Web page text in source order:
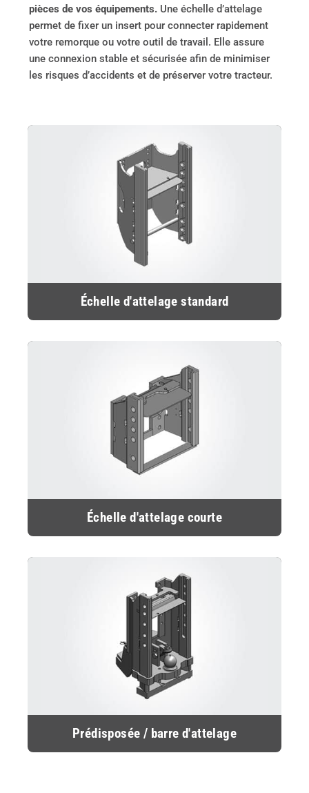
pièces de vos équipements. Une échelle d’attelage
permet de fixer un insert pour connecter rapidement
votre remorque ou votre outil de travail. Elle assure
une connexion stable et sécuriséeafin de minimiser
les risques d’accidents et de préserver votre tracteur.
Échelle d'attelage standard
Échelle d'attelage courte
Prédisposée / barre d'attelage